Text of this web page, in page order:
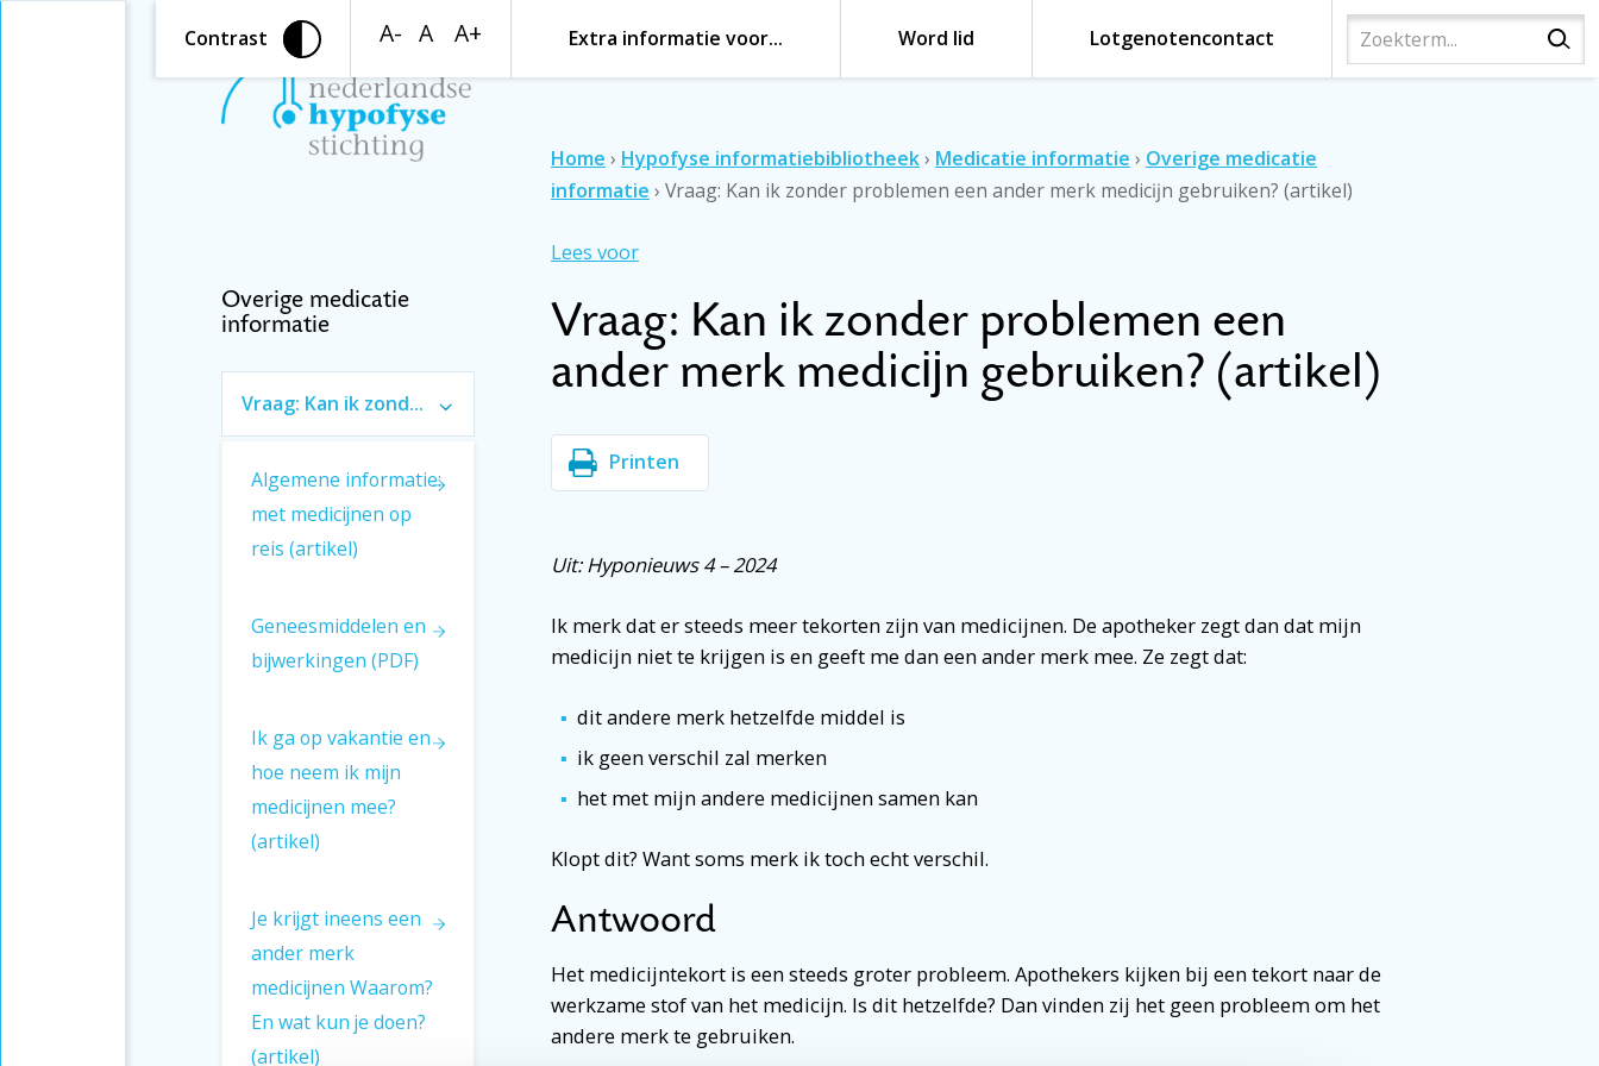
Contrast A- A A+ Extra informatie voor… Word lid Lotgenotencontact
Home › Hypofyse informatiebibliotheek› Medicatie informatie › Overige medicatie
informatie › Vraag: Kan ik zonder problemen een ander merk medicĳn gebruiken? (artikel)
Lees voor
Vraag: Kan ik zonder problemen een
ander merk medicĳn gebruiken? (artikel)
Printen
Uit: Hyponieuws 4 – 2024
Ik merk dat er steeds meer tekorten zijn van medicijnen. De apotheker zegt dan dat mijn
medicijn niet te krijgen is en geeft me dan een ander merk mee. Ze zegt dat:
dit andere merk hetzelfde middel is
ik geen verschil zal merken
het met mijn andere medicijnen samen kan
Klopt dit? Want soms merk ik toch echt verschil.
Antwoord
Het medicijntekort is een steeds groter probleem. Apothekers kijken bij een tekort naar de
werkzame stof van het medicijn. Is dit hetzelfde? Dan vinden zij het geen probleem om het
andere merk te gebruiken.
Overige medicatie
informatie
Vraag: Kan ik zonder
gebruiken? (artikel)
Algemene informatie:
met medicijnen op
reis (artikel)
Geneesmiddelen en
bijwerkingen (PDF)
Ik ga op vakantie en
hoe neem ik mijn
medicijnen mee?
(artikel)
Je krijgt ineens een
ander merk
medicijnen Waarom?
En wat kun je doen?
(artikel)
Introductie
Antwoord